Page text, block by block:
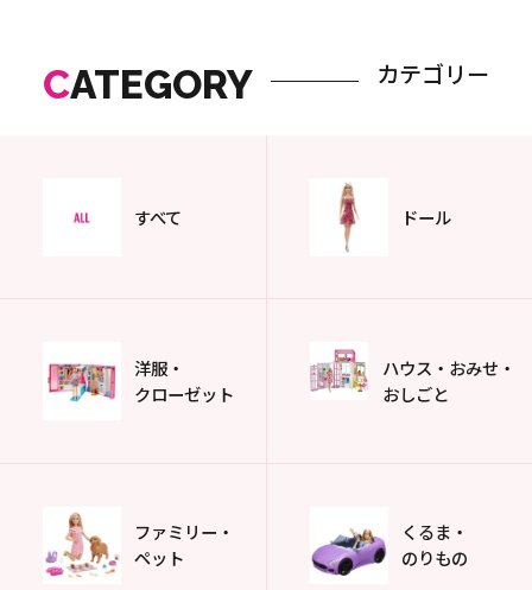
CATEGORY カテゴリー
すべて ドール
洋服・
クローゼット
ハウス・おみせ・
おしごと
ファミリー・
ペット
くるま・
のりもの